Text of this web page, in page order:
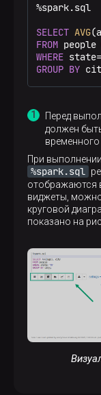
%spark.sql
SELECT AVG
FROM people
WHERE state=
GROUP BY
Перед
должен
временного
При
%spark.sql
отображаются
виджеты,
круговой
показано на